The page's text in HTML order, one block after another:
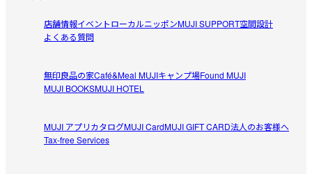
商品表示情報(原材料・アレルギー・製造所固
有記号等)
受取手段店舗受け取り不可・コンビニ受け取り可
くりこ
2026/08/06
レモンピールがGOOD
常温保管で食べましたが、冷やして食べても美味しそう。
mumu
店舗情報イベントローカルニッポンMUJI SUPPORT空間設計
よくある質問
無印良品の家Café&Meal MUJIキャンプ場Found MUJI
MUJI BOOKSMUJI HOTEL
MUJI アプリカタログMUJI CardMUJI GIFT CARD法人のお客様へ
Tax-free Services